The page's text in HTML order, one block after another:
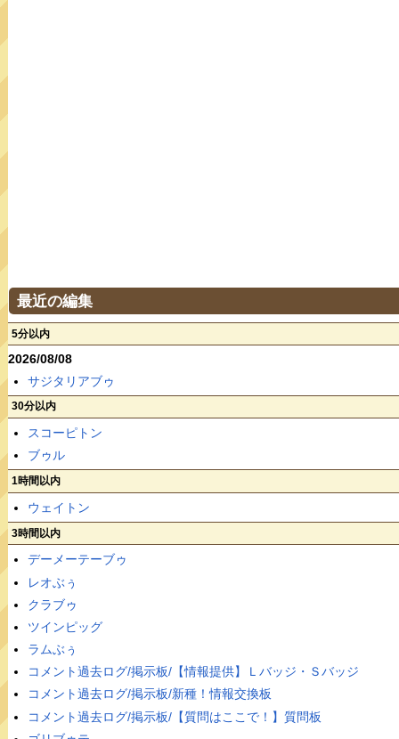
最近の編集
5分以内
2026/08/08
サジタリアブゥ
30分以内
スコーピトン
ブゥル
1時間以内
ウェイトン
3時間以内
デーメーテーブゥ
レオぶぅ
クラブゥ
ツインピッグ
ラムぶぅ
コメント過去ログ/掲示板/【情報提供】Ｌバッジ・Ｓバッジ
コメント過去ログ/掲示板/新種！情報交換板
コメント過去ログ/掲示板/【質問はここで！】質問板